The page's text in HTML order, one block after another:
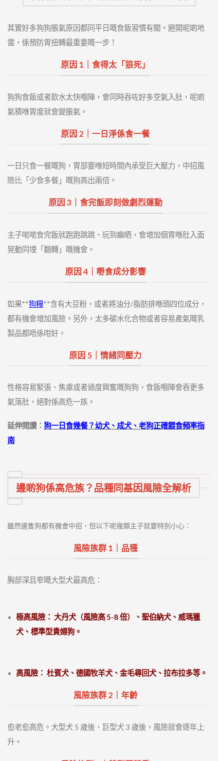
其實好多狗狗脹氣原因都同平日嘅食飯習慣有關。避開呢啲地
雷，係預防胃扭轉最重要嘅一步！
原因 1｜食得太「狼死」
狗狗食飯或者飲水太快嗰陣，會同時吞咗好多空氣入肚，呢啲
氣積喺胃度就會變脹氣。
原因 2｜一日淨係食一餐
一日只食一餐嘅狗，胃部要喺短時間內承受巨大壓力，中招風
險比「少食多餐」嘅狗高出兩倍。
原因 3｜食完飯即刻做劇烈運動
主子啱啱食完飯就跑跑跳跳、玩到癲晒，會增加個胃喺肚入面
晃動同埋「翻轉」嘅機會。
原因 4｜嘢食成分影響
如果**狗糧**含有大豆粉，或者將油分/脂肪排喺頭四位成分，
都有機會增加風險。另外，太多碳水化合物或者容易產氣嘅乳
製品都唔係咁好。
原因 5｜情緒同壓力
性格容易緊張、焦慮或者過度興奮嘅狗狗，食飯嗰陣會吞更多
氣落肚，絕對係高危一族。
延伸閱讀： 狗一日食幾餐？幼犬、成犬、老狗正確餵食頻率指
南
邊啲狗係高危族？品種同基因風險全解析
雖然邊隻狗都有機會中招，但以下呢幾類主子就要特別小心：
風險族群 1｜品種
胸部深且窄嘅大型犬最高危：
極高風險： 大丹犬（風險高 5-8 倍）、聖伯納犬、威瑪獵
犬、標準型貴婦狗。
高風險： 杜賓犬、德國牧羊犬、金毛尋回犬、拉布拉多等。
風險族群 2｜年齡
愈老愈高危。大型犬 5 歲後、巨型犬 3 歲後，風險就會逐年上
升。